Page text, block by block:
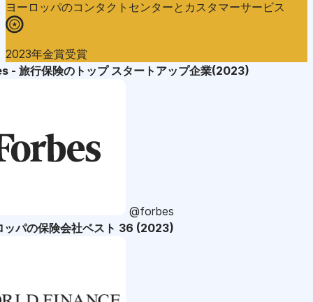
ヨーロッパのコンタクトセンターとカスタマーサービス
2023年金賞受賞
- 旅行保険のトップ スタートアップ企業(2023)
@forbes
ッパの保険会社ベスト 36 (2023)